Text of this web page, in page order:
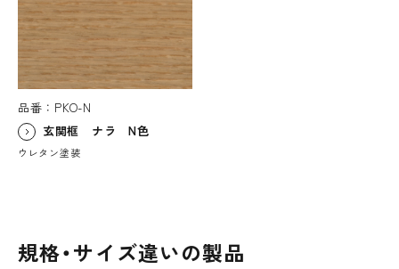
品番：PKO-N
玄関框 ナラ N色
ウレタン塗装
規格・サイズ違いの製品